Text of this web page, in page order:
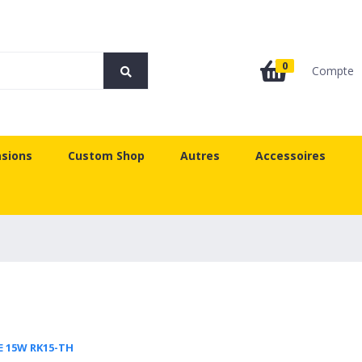
0 Compte
Custom Shop Autres Accessoires
15W RK15-TH